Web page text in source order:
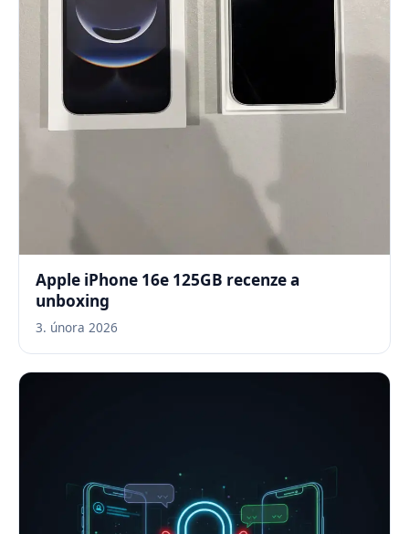
Apple iPhone 16e 125GB recenze a
unboxing
3. února 2026